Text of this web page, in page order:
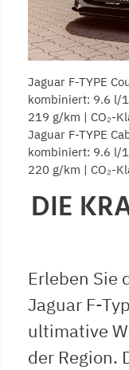
Jaguar F-TYPE
kombiniert: 9.6 l/
219 g/km | CO₂-
Jaguar F-TYPE
kombiniert: 9.6 l/
220 g/km | CO₂-
DIE
Erleben Sie
Jaguar F-
ultimative
der Region.